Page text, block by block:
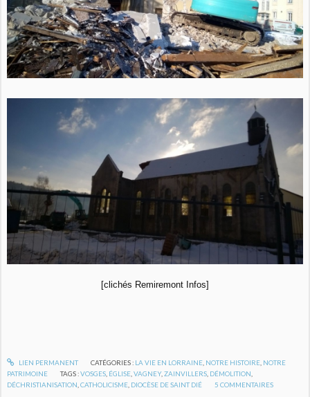
[clichés Remiremont Infos]
LIEN PERMANENT CATÉGORIES : LA VIE EN LORRAINE, NOTRE HISTOIRE, NOTRE
PATRIMOINE
TAGS :VOSGES ÉGLISE ,VAGNEY,ZAINVILLERS DÉMOLITION
DÉCHRISTIANISATION ,CATHOLICISME DIOCÈSE DE SAINT DIÉ 5 COMMENTAIRES